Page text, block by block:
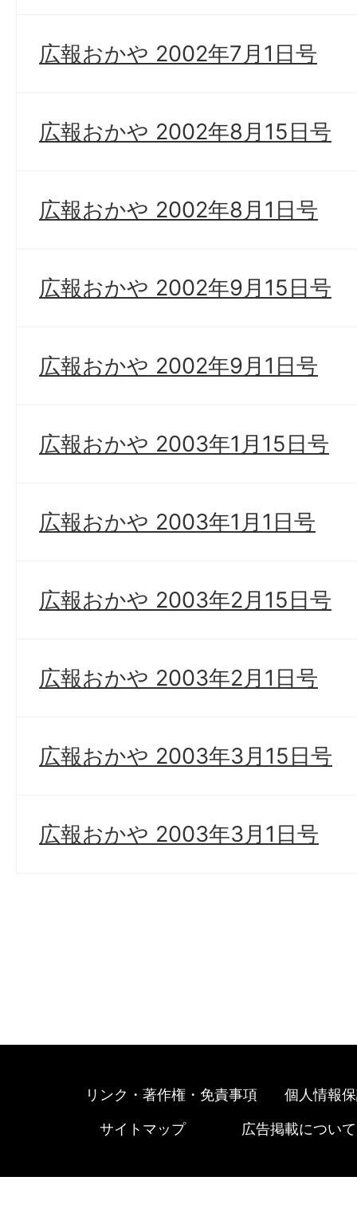
広報おかや 2002年7月1日号
広報おかや 2002年8月15日号
広報おかや 2002年8月1日号
広報おかや 2002年9月15日号
広報おかや 2002年9月1日号
広報おかや 2003年1月15日号
広報おかや 2003年1月1日号
広報おかや 2003年2月15日号
広報おかや 2003年2月1日号
広報おかや 2003年3月15日号
広報おかや 2003年3月1日号
リンク・著作権・免責事項 個人情報
サイトマップ 広告掲載について